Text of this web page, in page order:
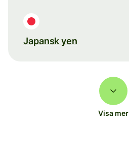
Japansk yen
Visa mer